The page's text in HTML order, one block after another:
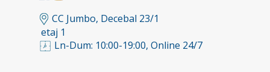
CC Jumbo, Decebal 23/1
etaj 1
Ln-Dum: 10:00-19:00, Online 24/7